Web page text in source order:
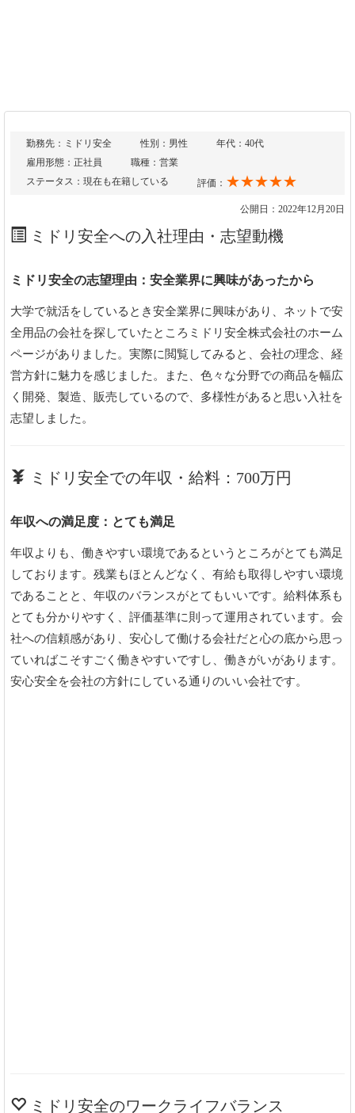
勤務先：ミドリ安全 性別：男性
年代：40代
雇用形態：正社員
職種：営業
ステータス：現在も在籍している
評価： ★★★★★
公開日：2022年12月20日
ミドリ安全への入社理由・志望動機
ミドリ安全の志望理由：安全業界に興味があったから
大学で就活をしているとき安全業界に興味があり、ネットで安
全用品の会社を探していたところミドリ安全株式会社のホーム
ページがありました。実際に閲覧してみると、会社の理念、経
営方針に魅力を感じました。また、色々な分野での商品を幅広
く開発、製造、販売しているので、多様性があると思い入社を
志望しました。
ミドリ安全での年収・給料：700万円
年収への満足度：とても満足
年収よりも、働きやすい環境であるというところがとても満足
しております。残業もほとんどなく、有給も取得しやすい環境
であることと、年収のバランスがとてもいいです。給料体系も
とても分かりやすく、評価基準に則って運用されています。会
社への信頼感があり、安心して働ける会社だと心の底から思っ
ていればこそすごく働きやすいですし、働きがいがあります。
安心安全を会社の方針にしている通りのいい会社です。
ミドリ安全のワークライフバランス